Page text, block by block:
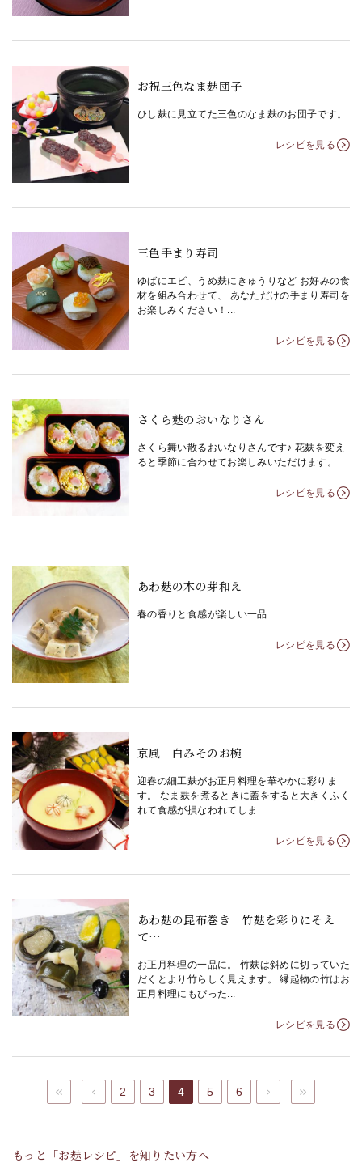
お祝三色なま麸団子
ひし麸に見立てた三色のなま麸のお団子です。
レシピを見る
三色手まり寿司
ゆばにエビ、うめ麸にきゅうりなど お好みの食
材を組み合わせて、 あなただけの手まり寿司を
お楽しみください！...
レシピを見る
さくら麸のおいなりさん
さくら舞い散るおいなりさんです♪ 花麸を変え
ると季節に合わせてお楽しみいただけます。
レシピを見る
あわ麸の木の芽和え
春の香りと食感が楽しい一品
レシピを見る
京風 白みそのお椀
迎春の細工麸がお正月料理を華やかに彩りま
す。 なま麸を煮るときに蓋をすると大きくふく
れて食感が損なわれてしま...
レシピを見る
あわ麸の昆布巻き 竹麸を彩りにそえ
て…
お正月料理の一品に。 竹麸は斜めに切っていた
だくとより竹らしく見えます。 縁起物の竹はお
正月料理にもぴった...
レシピを見る
最初へ 前へ
2 3 4 5 6 次へ
もっと「お麸レシピ」を知りたい方へ